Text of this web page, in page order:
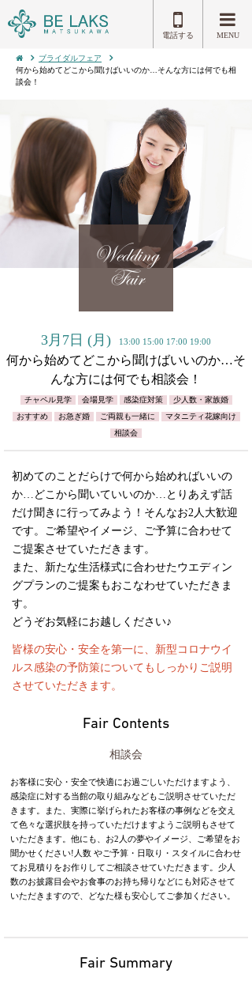
電話する MENU
ブライダルフェア
何から始めてどこから聞けばいいのか…そんな方には何でも相
談会！
Wedding
Fair
3月7日 (月) 13:00 15:00 17:00 19:00
何から始めてどこから聞けばいいのか…そ
んな方には何でも相談会！
チャペル見学 会場見学 感染症対策
少人数・家族婚
おすすめ
お急ぎ婚 ご両親も一緒に
マタニティ花嫁向け
相談会
初めてのことだらけで何から始めればいいの
か…どこから聞いていいのか…とりあえず話
だけ聞きに行ってみよう！そんなお2人大歓迎
です。ご希望やイメージ、ご予算に合わせて
ご提案させていただきます。
また、新たな生活様式に合わせたウエディン
グプランのご提案もおこなわせていただきま
す。
どうぞお気軽にお越しください♪
皆様の安心・安全を第一に、新型コロナウイ
ルス感染の予防策についてもしっかりご説明
させていただきます。
Fair Contents
相談会
お客様に安心・安全で快適にお過ごしいただけますよう、
感染症に対する当館の取り組みなどもご説明させていただ
きます。また、実際に挙げられたお客様の事例などを交え
て色々な選択肢を持っていただけますようご説明もさせて
いただきます。他にも、お2人の夢やイメージ、ご希望をお
聞かせください!人数 やご予算・日取り・スタイルに合わせ
てお見積りをお作りしてご相談させていただきます。少人
数のお披露目会やお食事のお持ち帰りなどにも対応させて
いただきますので、どなた様も安心してご参加ください。
Fair Summary